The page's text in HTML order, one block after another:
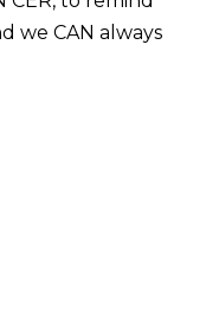
we CAN always